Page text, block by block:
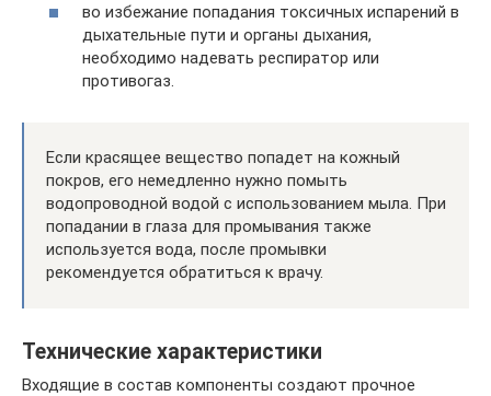
во избежание попадания токсичных испарений в
дыхательные пути и органы дыхания,
необходимо надевать респиратор или
противогаз.
Если красящее вещество попадет на кожный
покров, его немедленно нужно помыть
водопроводной водой с использованием мыла. При
попадании в глаза для промывания также
используется вода, после промывки
рекомендуется обратиться к врачу.
Технические характеристики
Входящие в состав компоненты создают прочное